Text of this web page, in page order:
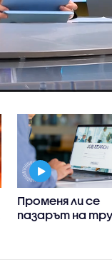
Променя ли се
пазарът на